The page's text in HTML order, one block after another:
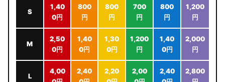
S
1,40
0円
800
円
800
円
700
円
800
円
1,200
円
M
2,50
0円
1,40
0円
1,30
0円
1,200
円
1,40
0円
2,000
円
L
4,00
2,40
2,20
2,00
2,40
2,800